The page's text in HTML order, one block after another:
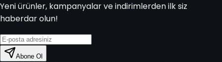
Yeni ürünler, kampanyalar ve indirimlerden ilk siz
haberdar olun!
Abone Ol